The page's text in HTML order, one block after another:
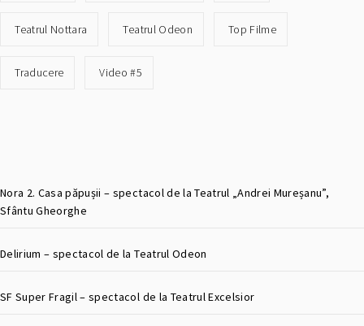
Teatrul Nottara Teatrul Odeon Top Filme
Traducere Video #5
Nora 2. Casa păpușii – spectacol de la Teatrul „Andrei Mureșanu”,
Sfântu Gheorghe
Delirium – spectacol de la Teatrul Odeon
SF Super Fragil – spectacol de la Teatrul Excelsior